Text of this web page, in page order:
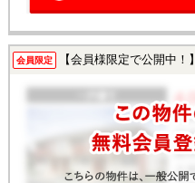
会員限定 【会員様限定で公開中！】